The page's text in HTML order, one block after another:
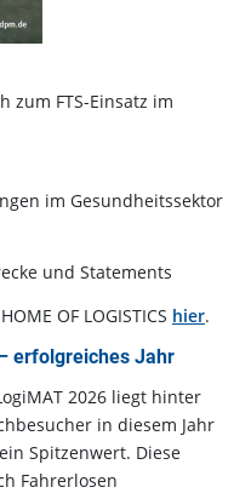
zum FTS-Einsatz im
im Gesundheitssektor
und Statements
OF LOGISTICS hier.
erfolgreiches Jahr
2026 liegt hinter
in diesem Jahr
Spitzenwert. Diese
Fahrerlosen